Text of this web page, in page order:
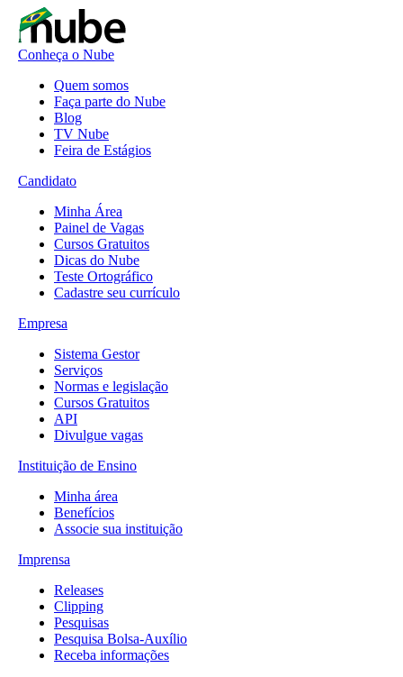
Conheça o Nube
Quem somos
Faça parte do Nube
Blog
TV Nube
Feira de Estágios
Candidato
Minha Área
Painel de Vagas
Cursos Gratuitos
Dicas do Nube
Teste Ortográfico
Cadastre seu currículo
Empresa
Sistema Gestor
Serviços
Normas e legislação
Cursos Gratuitos
API
Divulgue vagas
Instituição de Ensino
Minha área
Benefícios
Associe sua instituição
Imprensa
Releases
Clipping
Pesquisas
Pesquisa Bolsa-Auxílio
Receba informações